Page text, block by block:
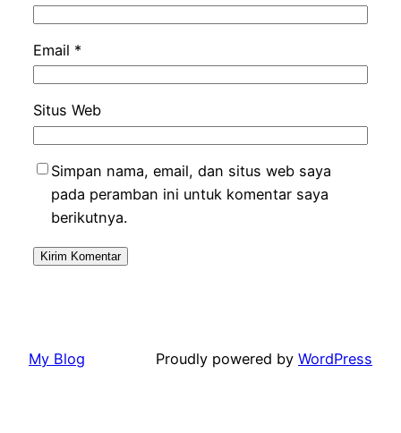
Email *
Situs Web
Simpan nama, email, dan situs web saya
pada peramban ini untuk komentar saya
berikutnya.
My Blog Proudly powered by WordPress